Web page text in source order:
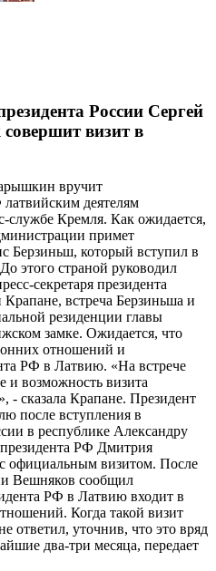
России Сергей
визит в
вручит
деятелям
службе Кремля. Как ожидается,
примет
Берзиньш, который вступил в
этого страной руководил
секретаря президента
встреча Берзиньша и
резиденции главы
замке. Ожидается, что
отношений и
РФ в Латвию. «На встрече
и возможность визита
- сказала Крапане. Президент
после вступления в
в республике Александру
РФ Дмитрия
официальным визитом. После
Вешняков сообщил
РФ в Латвию входит в
Когда такой визит
ответил, уточнив, что это вряд
два-три месяца, передает